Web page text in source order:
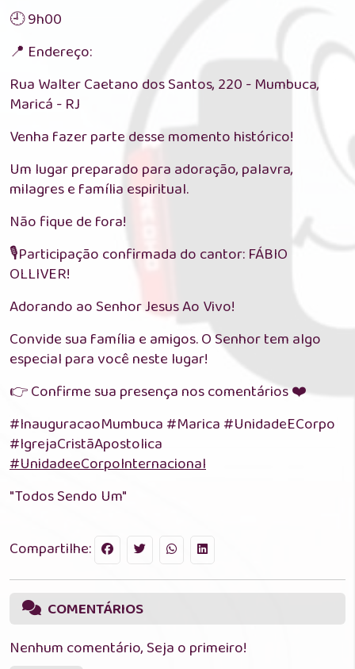
🕘 9h00
📍 Endereço:
Rua Walter Caetano dos Santos, 220 - Mumbuca,
Maricá - RJ
Venha fazer parte desse momento histórico!
Um lugar preparado para adoração, palavra,
milagres e família espiritual.
Não fique de fora!
🎙️Participação confirmada do cantor: FÁBIO
OLLIVER!
Adorando ao Senhor Jesus Ao Vivo!
Convide sua família e amigos. O Senhor tem algo
especial para você neste lugar!
👉 Confirme sua presença nos comentários ❤️
#InauguracaoMumbuca #Marica #UnidadeECorpo
#IgrejaCristãApostolica
#UnidadeeCorpoInternacional
"Todos Sendo Um"
Compartilhe:
COMENTÁRIOS
Nenhum comentário, Seja o primeiro!